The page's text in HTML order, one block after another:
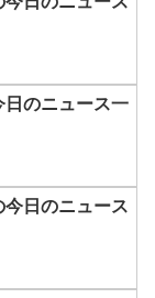
日のニュース一
日のニュース